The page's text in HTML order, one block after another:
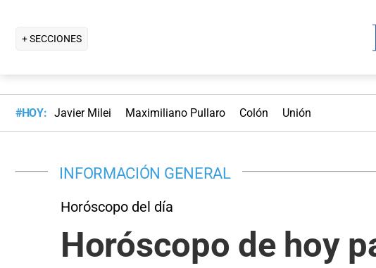
+ SECCIONES
#HOY: Javier Milei Maximiliano Pullaro Colón Unión
INFORMACIÓN GENERAL
Horóscopo del día
Horóscopo de hoy